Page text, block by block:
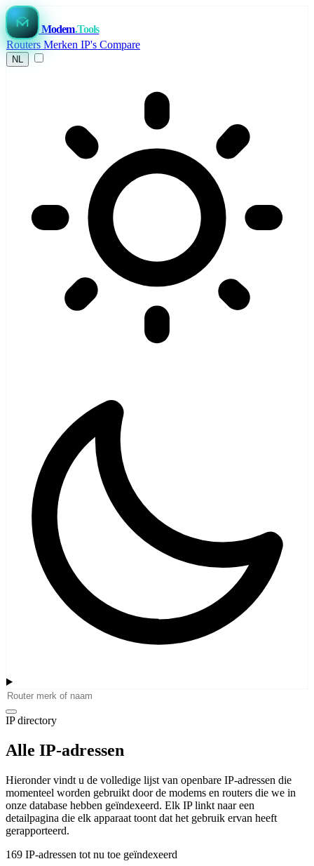
Modem.Tools
Routers Merken IP's Compare
NL
IP directory
Alle IP-adressen
Hieronder vindt u de volledige lijst van openbare IP-adressen die
momenteel worden gebruikt door de modems en routers die we in
onze database hebben geïndexeerd. Elk IP linkt naar een
detailpagina die elk apparaat toont dat het gebruik ervan heeft
gerapporteerd.
169 IP-adressen tot nu toe geïndexeerd